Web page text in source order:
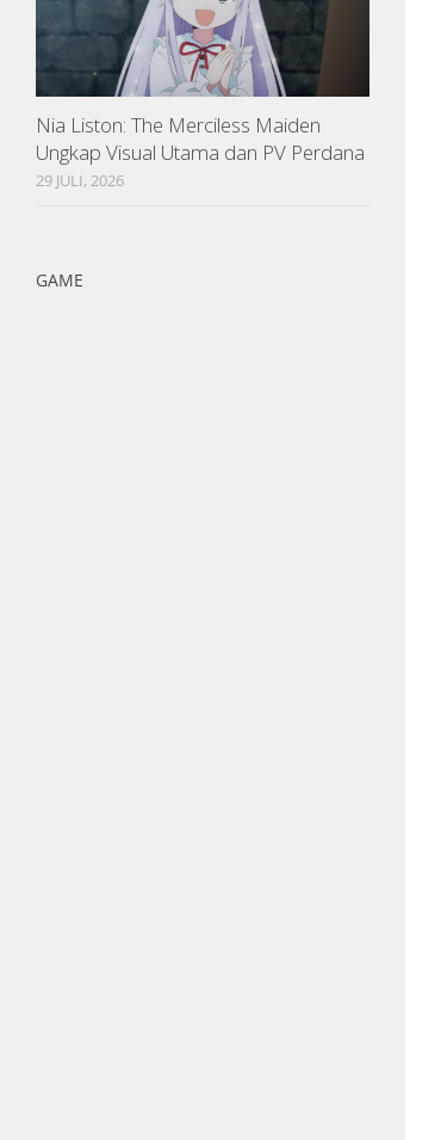
Nia Liston: The Merciless Maiden
Ungkap Visual Utama dan PV Perdana
29 JULI, 2026
GAME